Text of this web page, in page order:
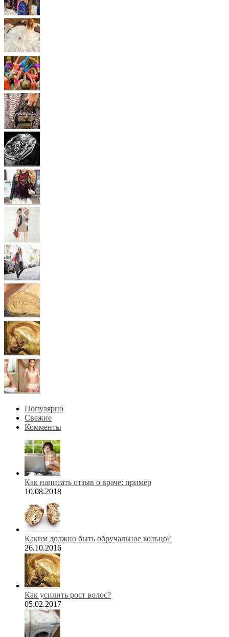
Популярно
Свежие
Комменты
Как написать отзыв о враче: пример
10.08.2018
Каким должно быть обручальное кольцо?
26.10.2016
Как усилить рост волос?
05.02.2017